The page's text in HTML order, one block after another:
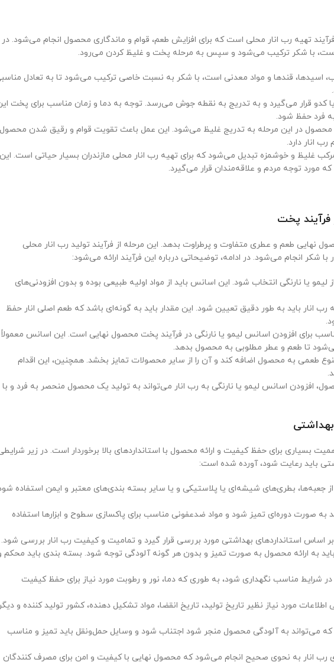
تهیه رب انار محلی است که برای افزایش طعم، قوام و ماندگاری محصول انجام می‌شود. در
است، با شکر ترکیب می‌شود و سپس به مرحله پخت و غلیظ کردن می‌رود.
اسیدها، قندها و مواد معدنی است، با شکر به نسبت خاصی ترکیب می‌شود تا به تعادل
کدو قرار می‌گیرد و به تدریج به نقطه جوش می‌رسد. توجه به دما و زمان مناسب برای پخت
فرد حفظ شود.
محصول در این مرحله به تدریج غلیظ می‌شود. این عمل باعث تقویت قوام و رقیق شدن محصول
انار دارد.
غلیظ و خوشمزه تبدیل می‌شود که برای تهیه رب انار محلی مازندران بسیار حیاتی است. این
توجه مردم و علاقه‌مندان قرار می‌گیرد.
فرآیند پخت
نهایی طعم و عطری متفاوت و پرطراوت بدهد. این مرحله از فرآیند تولید رب انار محلی
شکر انجام می‌شود. در ادامه، توضیحاتی درباره این فرآیند ارائه می‌شود:
یا نارنگی انتخاب شود. این اسانس باید از مواد اولیه طبیعی بوده و بدون افزودنی‌های
انار باید به طور دقیق تعیین شود. این مقدار باید به گونه‌ای باشد که طعم اصلی انار حفظ
برای افزودن اسانس لیمو یا نارنگی در فرآیند پخت محصول نهایی است. این اسانس معمولاً
تا طعم و عطر مطلوبی به محصول بدهد.
تنوع طعمی به محصول اضافه کند و آن را از سایر محصولات تمایز بخشد. همچنین، این اقدام
افزودن اسانس لیمو یا نارنگی به رب انار می‌تواند به تولید یک محصول منحصر به فرد و با
بسیاری برای حفظ کیفیت و ارائه محصول با استانداردهای بالا برخوردار است. در زیر
باید رعایت شود، آورده شده است:
جعبه‌ها، بطری‌های شیشه‌ای یا پلاستیکی و یا سایر بسته بندی‌های معتبر و ایمن استفاده
صورت دوره‌ای تمیز شود و مواد ضدعفونی مناسب برای پاکسازی سطوح و ابزارها استفاده
اساس استانداردهای بهداشتی مورد بررسی قرار گیرد و تمامیت و کیفیت رب انار بررسی شود.
به ارائه محصول به صورت تمیز و بدون هر گونه آلودگی توجه شود. بسته بندی باید محکم
شرایط مناسب نگهداری شود، به طوری که دما، نور و رطوبت مورد نیاز برای حفظ کیفیت
مورد نیاز نظیر تاریخ تولید، تاریخ انقضا، مواد تشکیل دهنده، کشور تولید کننده و
می‌تواند به آلودگی محصول منجر شود اجتناب شود و وسایل حمل‌ونقل باید تمیز و مناسب
رب انار به نحوی صحیح انجام می‌شود که محصول نهایی با کیفیت و امن برای مصرف کنندگان